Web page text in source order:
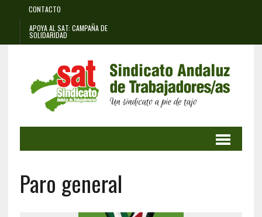
CONTACTO
APOYA AL SAT: CAMPAÑA DE
SOLIDARIDAD
Paro general